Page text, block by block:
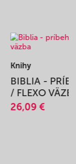
Knihy
BIBLIA -
/ FLEXO
26,09 €